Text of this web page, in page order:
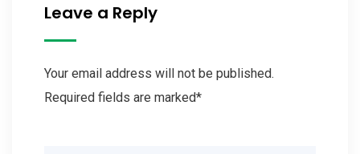
Leave a Reply
Your email address will not be published.
Required fields are marked*